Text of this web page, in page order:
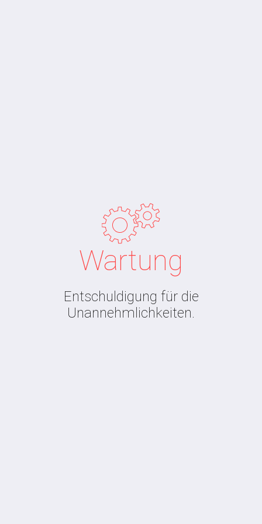
Wartung
Entschuldigung für die
Unannehmlichkeiten.